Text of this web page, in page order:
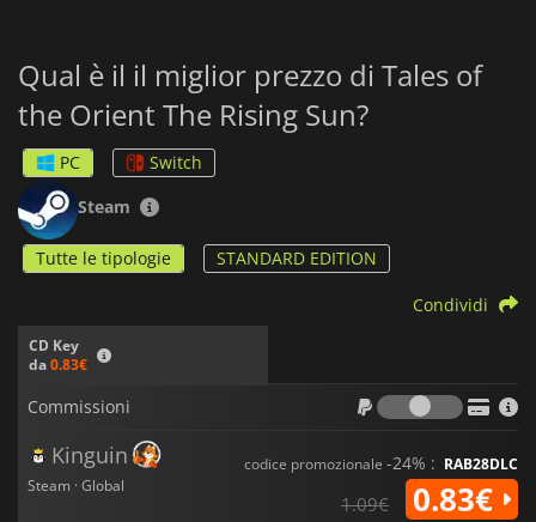
Qual è il il miglior prezzo di Tales of
the Orient The Rising Sun?
PC
Switch
Steam
Tutte le tipologie STANDARD EDITION
CD Key
da0.83€
Condividi
Commissioni
Kinguin
Steam · Global
codice promozionale -24% : RAB28DLC
1.09€ 0.83€